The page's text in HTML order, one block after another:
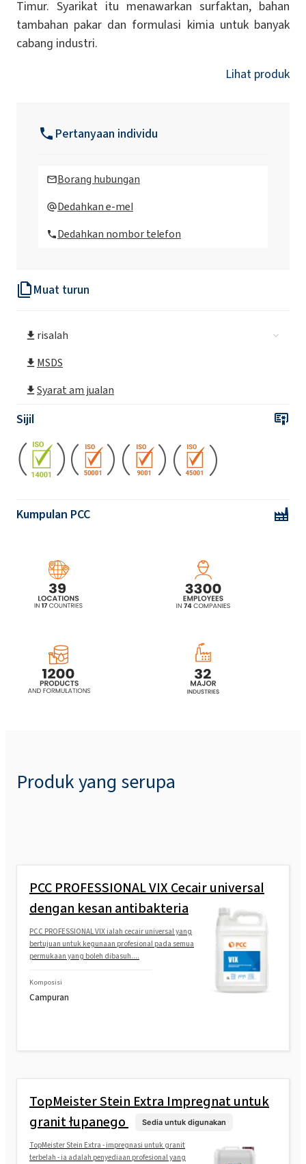
Muat turun
risalah
MSDS
Syarat am jualan
Sijil
Kumpulan PCC
Timur. Syarikat itu menawarkan surfaktan, bahan
tambahan pakar dan formulasi kimia untuk banyak
cabang industri.
Lihat produk
Pertanyaan individu
Borang hubungan
Dedahkan e-mel
Dedahkan nombor telefon
Produk yang serupa
PCC PROFESSIONAL VIX Cecair universal
dengan kesan antibakteria
PCC PROFESSIONAL VIX ialah cecair universal yang
bertujuan untuk kegunaan profesional pada semua
permukaan yang boleh dibasuh....
Komposisi
Campuran
TopMeister Stein Extra Impregnat untuk
granit łupanego
Sedia untuk digunakan
TopMeister Stein Extra - impregnasi untuk granit
terbelah - ia adalah penyediaan profesional yang